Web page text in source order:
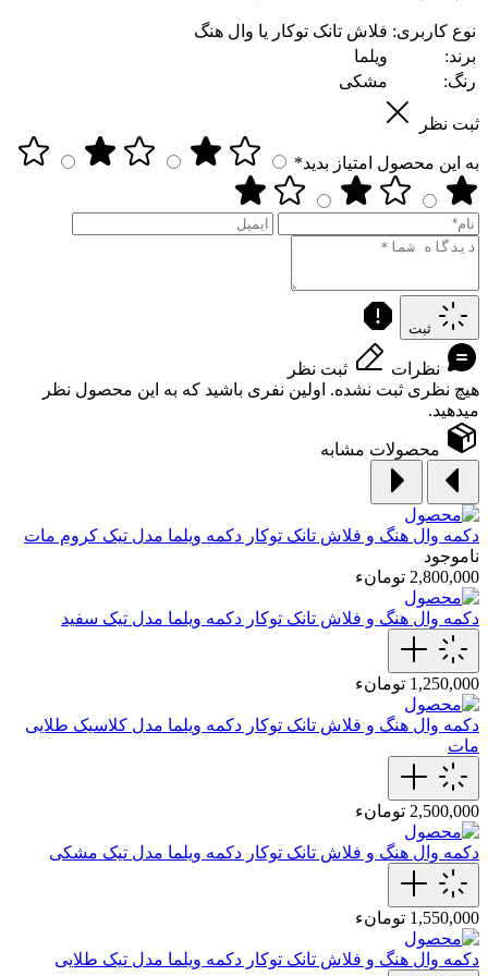
نوع کاربری: فلاش تانک توکار یا وال هنگ
برند:
ویلما
رنگ:
مشکی
ثبت نظر
به این محصول امتیاز بدید*
ثبت
نظرات
ثبت نظر
هیچ نظری ثبت نشده. اولین نفری باشید که به این محصول نظر
میدهید.
محصولات مشابه
دکمه وال هنگ و فلاش تانک توکار دکمه ویلما مدل تیک کروم مات
ناموجود
2,800,000 تومانء
دکمه وال هنگ و فلاش تانک توکار دکمه ویلما مدل تیک سفید
1,250,000 تومانء
دکمه وال هنگ و فلاش تانک توکار دکمه ویلما مدل کلاسیک طلایی
مات
2,500,000 تومانء
دکمه وال هنگ و فلاش تانک توکار دکمه ویلما مدل تیک مشکی
1,550,000 تومانء
دکمه وال هنگ و فلاش تانک توکار دکمه ویلما مدل تیک طلایی